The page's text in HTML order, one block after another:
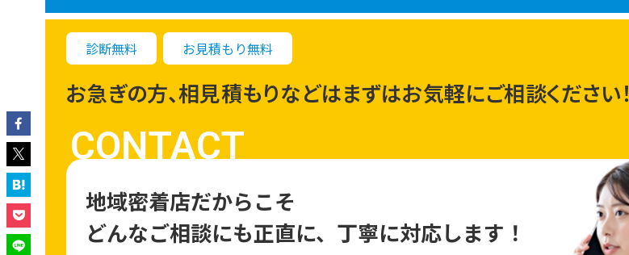
診断無料 お見積もり無料
お急ぎの方、相見積もりなどはまずはお気軽にご相談ください！
CONTACT
地域密着店だからこそ
どんなご相談にも正直に、 丁寧に対応します！